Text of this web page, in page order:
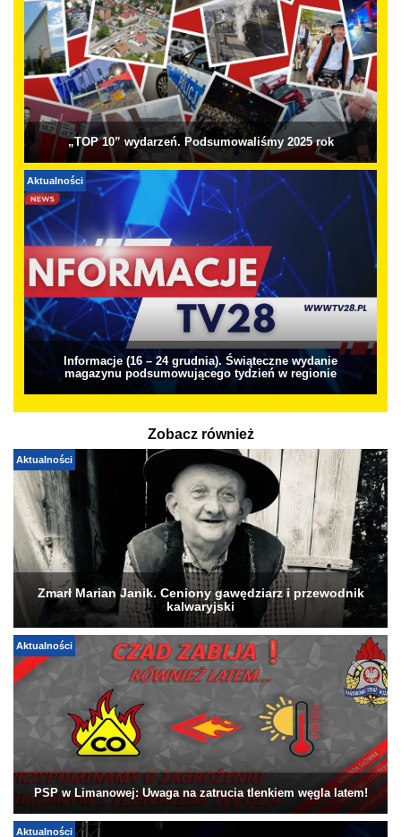
„TOP 10” wydarzeń. Podsumowaliśmy 2025 rok
Aktualności
Informacje (16 – 24 grudnia). Świąteczne wydanie
magazynu podsumowującego tydzień w regionie
Zobacz również
Aktualności
Zmarł Marian Janik. Ceniony gawędziarz i przewodnik
kalwaryjski
Aktualności
PSP w Limanowej: Uwaga na zatrucia tlenkiem węgla latem!
Aktualności